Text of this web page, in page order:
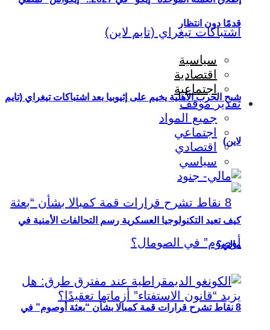
شبح الحرب الأهلية يخيم على إثيوبيا بعد اشتباكات تيغراي (تايم
لاين)
8 نقاط تشرح قرارات قمة كمبالا بشأن “بعثة أوصوم” في
قدمًا دون انتظار
سياسية
اقتصادية
اجتماعية
تقدير موقف
جميع المواد
اجتماعي
اقتصادي
سياسي
كيف تعيد التكنولوجيا العسكرية رسم التحالفات الأمنية في
مالي؟